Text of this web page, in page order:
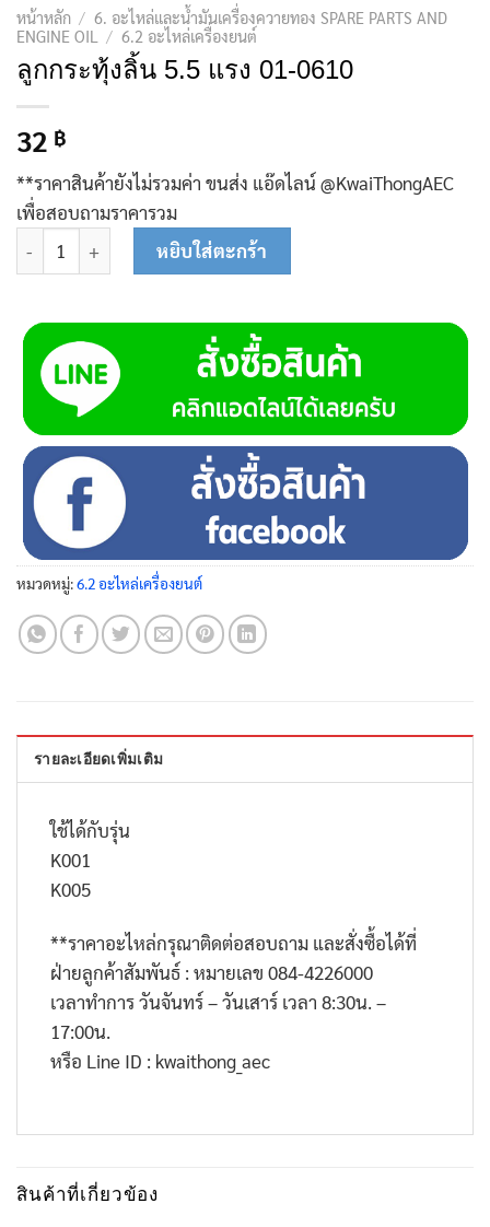
หน้าหลัก / 6. อะไหล่และน้ำมันเครื่องควายทอง SPARE PARTS AND
ENGINE OIL
/ 6.2 อะไหล่เครื่องยนต์
ลูกกระทุ้งลิ้น 5.5 แรง 01-0610
32 ฿
**ราคาสินค้ายังไม่รวมค่า ขนส่ง แอ๊ดไลน์ @KwaiThongAEC
เพื่อสอบถามราคารวม
จำนวน ลูกกระทุ้งลิ้น 5.5 แรง 01-0610 ชิ้น
หยิบใส่ตะกร้า
หมวดหมู่:6.2 อะไหล่เครื่องยนต์
รายละเอียดเพิ่มเติม
ใช้ได้กับรุ่น
K001
K005
**ราคาอะไหล่กรุณาติดต่อสอบถาม และสั่งซื้อได้ที่
ฝ่ายลูกค้าสัมพันธ์ : หมายเลข 084-4226000
เวลาทำการ วันจันทร์ – วันเสาร์ เวลา 8:30น. –
17:00น.
หรือ Line ID : kwaithong_aec
สินค้าที่เกี่ยวข้อง